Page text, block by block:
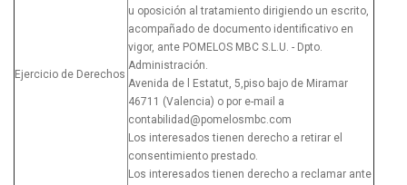
Ejercicio de Derechos
u oposición al tratamiento dirigiendo un escrito,
acompañado de documento identificativo en
vigor, ante POMELOS MBC S.L.U. - Dpto.
Administración.
Avenida de l Estatut, 5,piso bajo de Miramar
46711 (Valencia) o por e-mail a
contabilidad@pomelosmbc.com
Los interesados tienen derecho a retirar el
consentimiento prestado.
Los interesados tienen derecho a reclamar ante